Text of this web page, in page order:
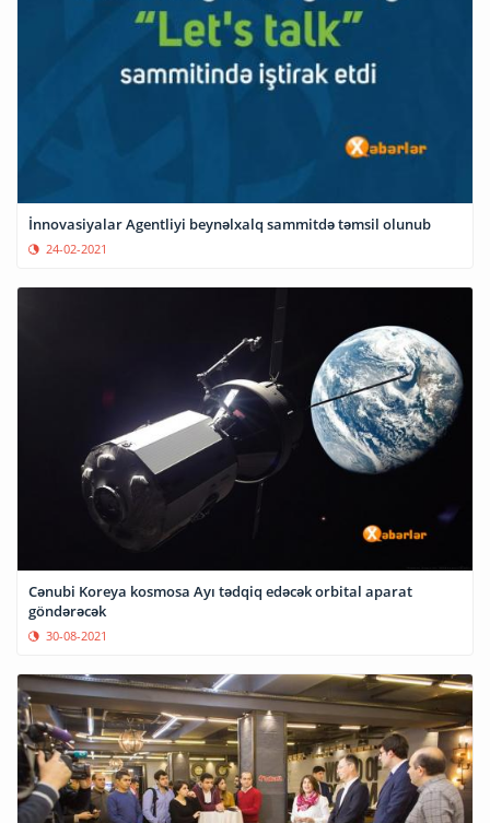
İnnovasiyalar Agentliyi beynəlxalq sammitdə təmsil olunub
24-02-2021
Cənubi Koreya kosmosa Ayı tədqiq edəcək orbital aparat
göndərəcək
30-08-2021